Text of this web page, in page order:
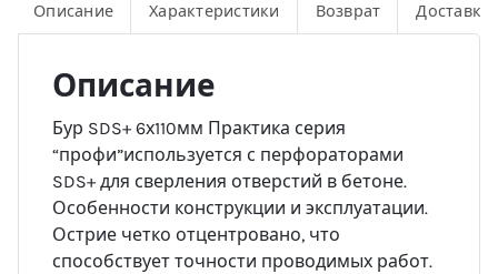
Описание Характеристики Возврат Доставка
Описание
Бур SDS+ 6х110мм Практика серия
“профи”используется с перфораторами
SDS+ для сверления отверстий в бетоне.
Особенности конструкции и эксплуатации.
Острие четко отцентровано, что
способствует точности проводимых работ.